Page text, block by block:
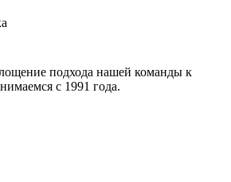
подхода нашей команды к
с 1991 года.